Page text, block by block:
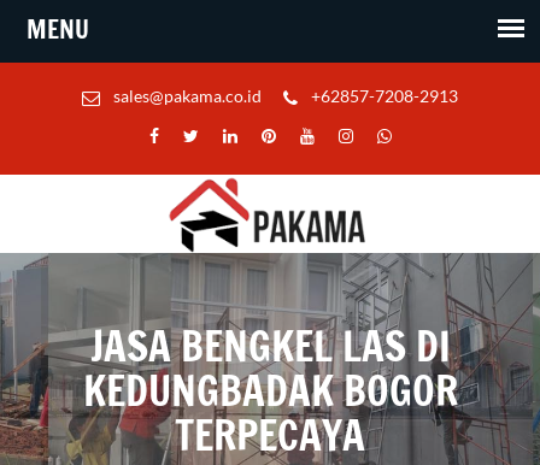
sales@pakama.co.id +62857-7208-2913
JASA BENGKEL LAS DI
KEDUNGBADAK BOGOR
TERPECAYA